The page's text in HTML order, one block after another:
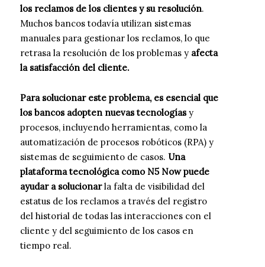
los reclamos de los clientes y su resolución.
Muchos bancos todavía utilizan sistemas
manuales para gestionar los reclamos, lo que
retrasa la resolución de los problemas y afecta
la satisfacción del cliente.
Para solucionar este problema, es esencial que
los bancos adopten nuevas tecnologíasy
procesos, incluyendo herramientas, como la
automatización de procesos robóticos (RPA) y
sistemas de seguimiento de casos. Una
plataforma tecnológica como N5 Now puede
ayudar a solucionarla falta de visibilidad del
estatus de los reclamos a través del registro
del historial de todas las interacciones con el
cliente y del seguimiento de los casos en
tiempo real.